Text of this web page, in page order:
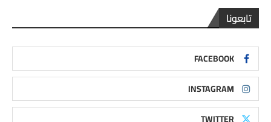
تابعونا
FACEBOOK
INSTAGRAM